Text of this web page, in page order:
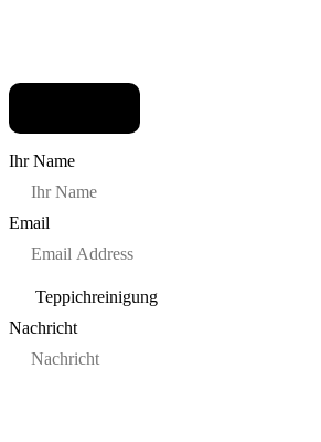
Ihr Name
Email
Nachricht